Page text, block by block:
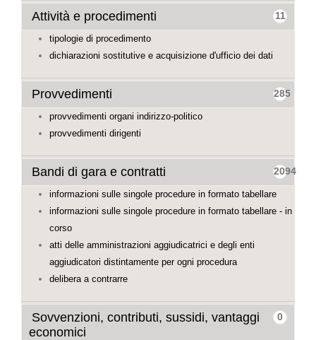
11
Attività e procedimenti
tipologie di procedimento
dichiarazioni sostitutive e acquisizione d'ufficio dei dati
285
Provvedimenti
provvedimenti organi indirizzo-politico
provvedimenti dirigenti
2094
Bandi di gara e contratti
informazioni sulle singole procedure in formato tabellare
informazioni sulle singole procedure in formato tabellare - in
corso
atti delle amministrazioni aggiudicatrici e degli enti
aggiudicatori distintamente per ogni procedura
delibera a contrarre
0
Sovvenzioni, contributi, sussidi, vantaggi
economici